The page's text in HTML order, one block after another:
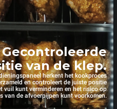
Gecontroleerde
van de klep.
herkent het kookproces
en controleert de juiste positie
vuil kunt verminderen en het risico op
van de afvoerpijpen kunt voorkomen.